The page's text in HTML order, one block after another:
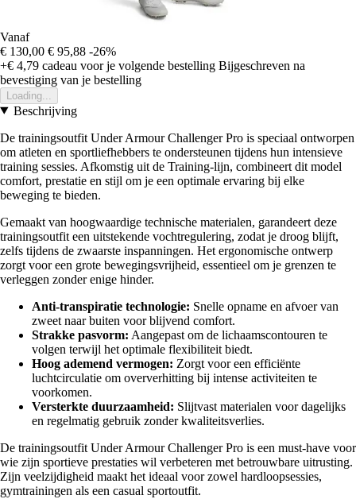
Vanaf
€ 130,00 € 95,88 -26%
+€ 4,79 cadeau voor je volgende bestelling Bijgeschreven na
bevestiging van je bestelling
Loading...
Beschrijving
De trainingsoutfit Under Armour Challenger Pro is speciaal ontworpen
om atleten en sportliefhebbers te ondersteunen tijdens hun intensieve
training sessies. Afkomstig uit de Training-lijn, combineert dit model
comfort, prestatie en stijl om je een optimale ervaring bij elke
beweging te bieden.
Gemaakt van hoogwaardige technische materialen, garandeert deze
trainingsoutfit een uitstekende vochtregulering, zodat je droog blijft,
zelfs tijdens de zwaarste inspanningen. Het ergonomische ontwerp
zorgt voor een grote bewegingsvrijheid, essentieel om je grenzen te
verleggen zonder enige hinder.
Anti-transpiratie technologie: Snelle opname en afvoer van
zweet naar buiten voor blijvend comfort.
Strakke pasvorm: Aangepast om de lichaamscontouren te
volgen terwijl het optimale flexibiliteit biedt.
Hoog ademend vermogen: Zorgt voor een efficiënte
luchtcirculatie om oververhitting bij intense activiteiten te
voorkomen.
Versterkte duurzaamheid: Slijtvast materialen voor dagelijks
en regelmatig gebruik zonder kwaliteitsverlies.
De trainingsoutfit Under Armour Challenger Pro is een must-have voor
wie zijn sportieve prestaties wil verbeteren met betrouwbare uitrusting.
Zijn veelzijdigheid maakt het ideaal voor zowel hardloopsessies,
gymtrainingen als een casual sportoutfit.